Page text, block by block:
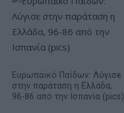
Ευρωπαϊκό Παίδων: Λύγισε
στην παράταση η Ελλάδα,
96-86 από την Ισπανία (pics)